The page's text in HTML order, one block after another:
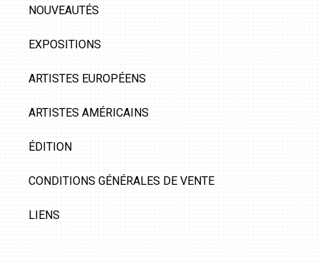
NOUVEAUTÉS
EXPOSITIONS
ARTISTES EUROPÉENS
ARTISTES AMÉRICAINS
ÉDITION
CONDITIONS GÉNÉRALES DE VENTE
LIENS